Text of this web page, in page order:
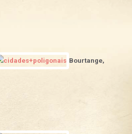
Bourtange,